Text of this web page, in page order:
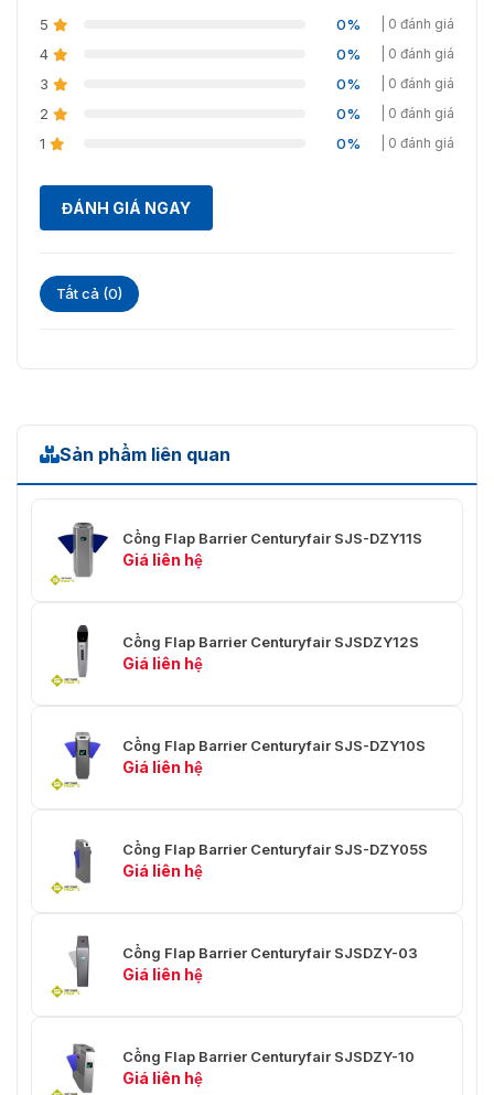
sang trạng thái đi
qua sau khi bật
Thời gian tự động
reset sau sự cố
Nhiệt độ hoạt động
Độ ẩm tương đối
5 0% | 0 đánh giá
4 0% | 0 đánh giá
3 0% | 0 đánh giá
2 0% | 0 đánh giá
1 0% | 0 đánh giá
ĐÁNH GIÁ NGAY
Tất cả (0)
Sản phẩm liên quan
Cổng Flap Barrier Centuryfair SJS-DZY11S
Giá liên hệ
Cổng Flap Barrier Centuryfair SJSDZY12S
Giá liên hệ
Cổng Flap Barrier Centuryfair SJS-DZY10S
Giá liên hệ
Cổng Flap Barrier Centuryfair SJS-DZY05S
Giá liên hệ
Cổng Flap Barrier Centuryfair SJSDZY-03
Giá liên hệ
Cổng Flap Barrier Centuryfair SJSDZY-10
Giá liên hệ